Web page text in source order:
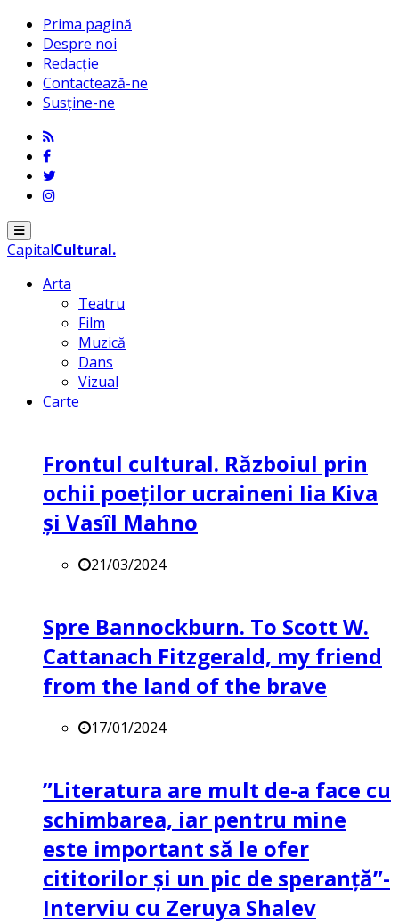
Prima pagină
Despre noi
Redacție
Contactează-ne
Susține-ne
Menu
CapitalCultural.
Arta
Teatru
Film
Muzică
Dans
Vizual
Carte
Frontul cultural. Războiul prin
ochii poeților ucraineni Iia Kiva
și Vasîl Mahno
21/03/2024
Spre Bannockburn. To Scott W.
Cattanach Fitzgerald, my friend
from the land of the brave
17/01/2024
”Literatura are mult de-a face cu
schimbarea, iar pentru mine
este important să le ofer
cititorilor și un pic de speranță”-
Interviu cu Zeruya Shalev